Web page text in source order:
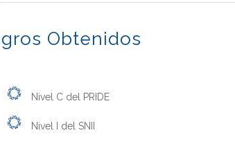
Obtenidos
Nivel C del PRIDE
Nivel I del SNII